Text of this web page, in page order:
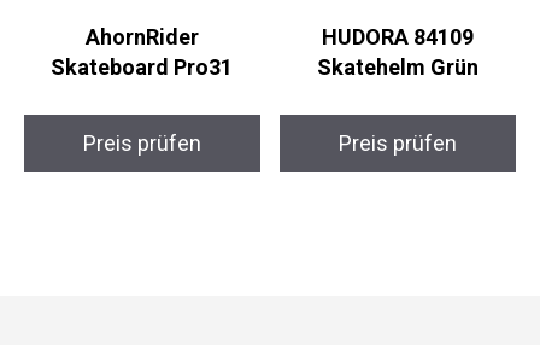
AhornRider
Skateboard Pro31
Preis prüfen
HUDORA 84109
Skatehelm Grün
Preis prüfen